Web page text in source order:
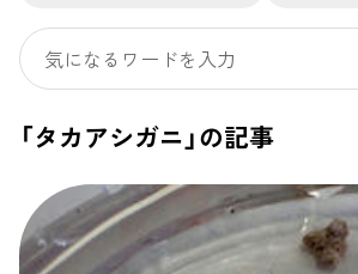
「タカアシガニ」の記事